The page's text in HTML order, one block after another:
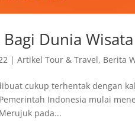
Dunia Wisata
|Artikel Tour & Travel, Berita
cukup terhentak dengan
Indonesia mulai
pada...